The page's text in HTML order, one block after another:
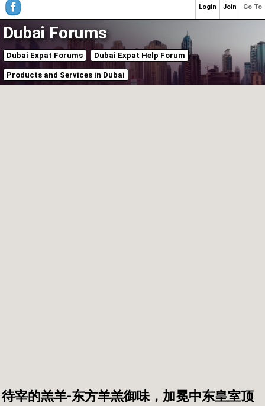
Dubai Forums
Dubai Expat Forums Dubai Expat Help Forum
Products and Services in Dubai
待宰的羔羊-东方羊羔御味，加冕中东皇室顶
Go To
Join
Login